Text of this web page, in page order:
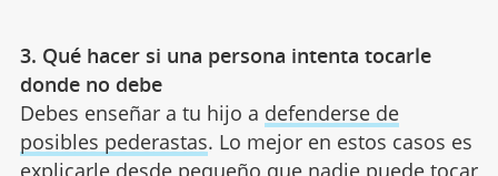
3. Qué hacer si una persona intenta tocarle
donde no debe
Debes enseñar a tu hijo a defenderse de
posibles pederastas. Lo mejor en estos casos es